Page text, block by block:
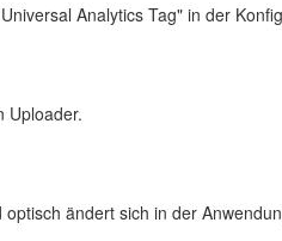
Analytics Tag" in der
Uploader.
ändert sich in der